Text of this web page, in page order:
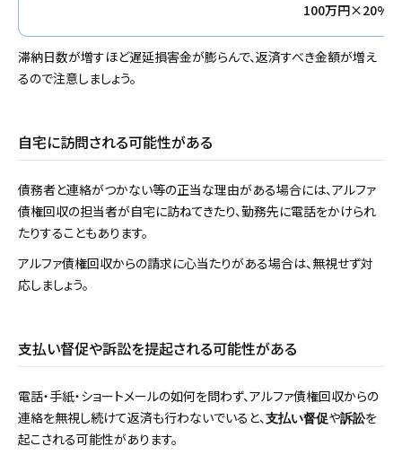
100万円
滞納日数が増すほど遅延損害金が膨らんで、返済すべき金額が増え
るので注意しましょう。
自宅に訪問される可能性がある
債務者と連絡がつかない等の正当な理由がある場合には、アルファ
債権回収の担当者が自宅に訪ねてきたり、勤務先に電話をかけられ
たりすることもあります。
アルファ債権回収からの請求に心当たりがある場合は、無視せず対
応しましょう。
支払い督促や訴訟を提起される可能性がある
電話・手紙・ショートメールの如何を問わず、アルファ債権回収からの
連絡を無視し続けて返済も行わないでいると、支払い督促や訴訟を
起こされる可能性があります。